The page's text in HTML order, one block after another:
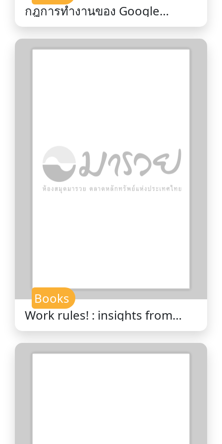
กฎการทำงานของ Google
=Work Rules! / \ c Bock, Laszlo.
Books
Work rules! : insights from
inside Google that will
transform how you live and
lead / Laszlo Bock.